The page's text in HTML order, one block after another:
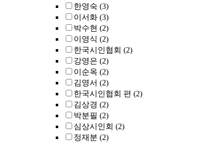
한영숙 (3)
이서화 (3)
박수현 (2)
이영식 (2)
한국시인협회 (2)
강영은 (2)
이순옥 (2)
김영서 (2)
한국시인협회 편 (2)
김상경 (2)
박분필 (2)
심상시인회 (2)
정재분 (2)